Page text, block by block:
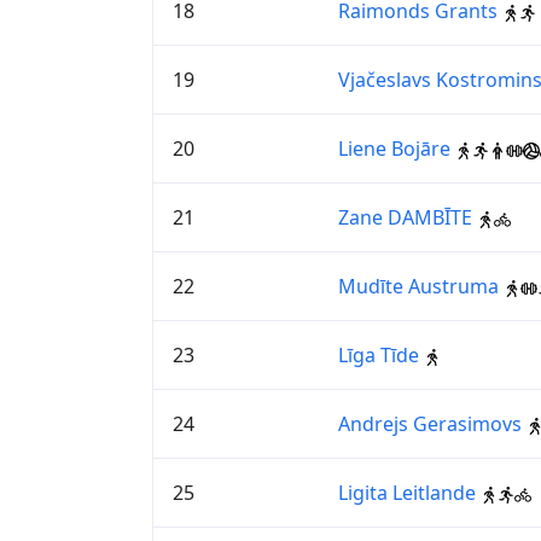
18 Raimonds Grants
19 Vjačeslavs Kostromins
20 Liene Bojāre
21 Zane DAMBĪTE
22 Mudīte Austruma
23 Līga Tīde
24 Andrejs Gerasimovs
25 Ligita Leitlande